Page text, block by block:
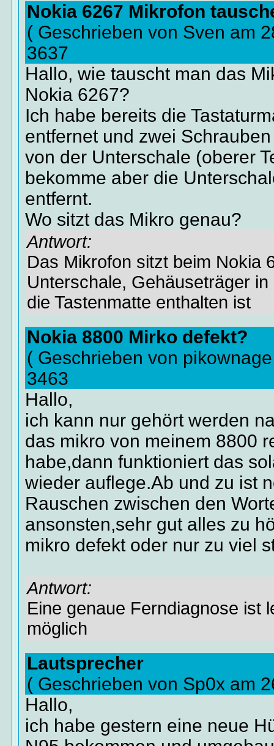
Nokia 6267 Mikrofon
( Geschrieben von Sven am
3637
Hallo, wie tauscht man das
Nokia 6267?
Ich habe bereits die
entfernet und zwei Schrauben
von der Unterschale (oberer
bekomme aber die
entfernt.
Wo sitzt das Mikro genau?
Antwort:
Das Mikrofon sitzt beim Nokia
Unterschale, Gehäuseträger in
die Tastenmatte enthalten ist
Nokia 8800 Mirko defekt?
( Geschrieben von
3463
Hallo,
ich kann nur gehört werden
das mikro von meinem 8800
habe,dann funktioniert das
wieder auflege.Ab und zu ist
Rauschen zwischen den
ansonsten,sehr gut alles zu
mikro defekt oder nur zu viel
Antwort:
Eine genaue Ferndiagnose ist
möglich
Lautsprecher
( Geschrieben von Sp0x am
Hallo,
ich habe gestern eine neue